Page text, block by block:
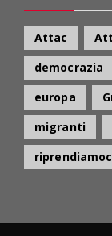
Attac
democrazia
europa
migranti